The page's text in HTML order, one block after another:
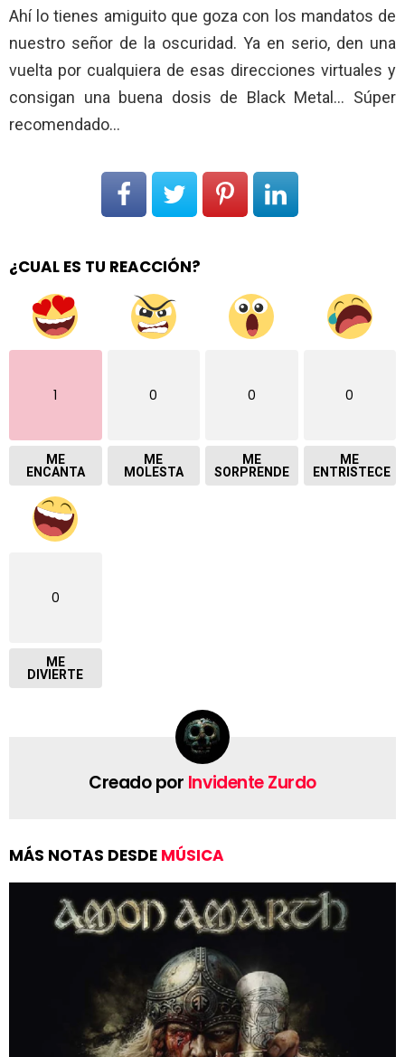
Ahí lo tienes amiguito que goza con los mandatos de
nuestro señor de la oscuridad. Ya en serio, den una
vuelta por cualquiera de esas direcciones virtuales y
consigan una buena dosis de Black Metal… Súper
recomendado…
¿CUAL ES TU REACCIÓN?
1
ME
ENCANTA
0
ME
MOLESTA
0
ME
SORPRENDE
0
ME
ENTRISTECE
0
ME
DIVIERTE
Creado por Invidente Zurdo
MÁS NOTAS DESDE MÚSICA